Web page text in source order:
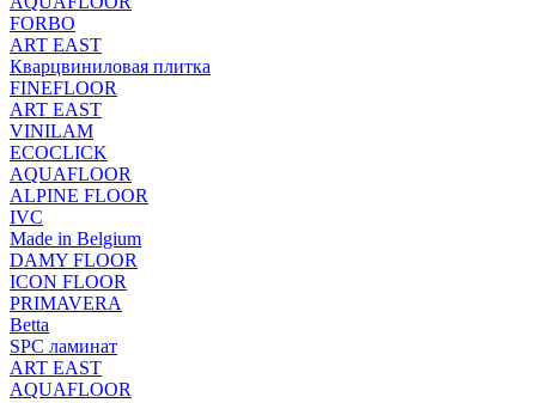
FORBO
ART EAST
Кварцвиниловая плитка
FINEFLOOR
ART EAST
VINILAM
ECOCLICK
AQUAFLOOR
ALPINE FLOOR
IVC
Made in Belgium
DAMY FLOOR
ICON FLOOR
PRIMAVERA
Betta
SPC ламинат
ART EAST
AQUAFLOOR